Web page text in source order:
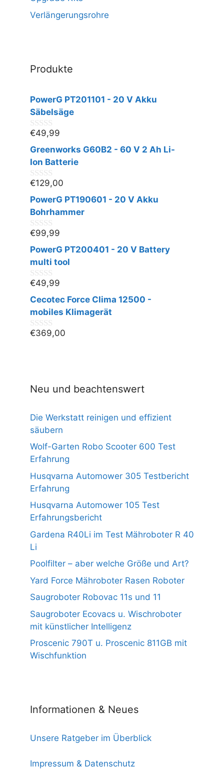
Verlängerungsrohre
Produkte
PowerG PT201101 - 20 V Akku
Säbelsäge
0
v
o
n
€49,99
Greenworks G60B2 - 60 V 2 Ah Li-
Ion Batterie
0
v
o
n
€129,00
PowerG PT190601 - 20 V Akku
Bohrhammer
0
v
o
n
€99,99
PowerG PT200401 - 20 V Battery
multi tool
0
v
o
n
€49,99
Cecotec Force Clima 12500 -
mobiles Klimagerät
0
€369,00
Neu und beachtenswert
Die Werkstatt reinigen und effizient
säubern
Wolf-Garten Robo Scooter 600 Test
Erfahrung
Husqvarna Automower 305 Testbericht
Erfahrung
Husqvarna Automower 105 Test
Erfahrungsbericht
Gardena R40Li im Test Mähroboter R 40
Li
Poolfilter – aber welche Größe und Art?
Yard Force Mähroboter Rasen Roboter
Saugroboter Robovac 11s und 11
Saugroboter Ecovacs u. Wischroboter
mit künstlicher Intelligenz
Proscenic 790T u. Proscenic 811GB mit
Wischfunktion
Informationen & Neues
Unsere Ratgeber im Überblick
Impressum & Datenschutz